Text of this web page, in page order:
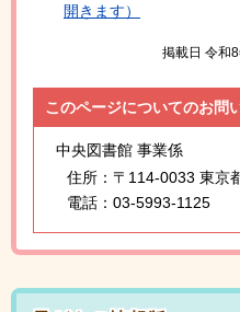
開きます）
掲載日 令和
このページについてのお問
中央図書館 事業係
住所： 〒114-0033 東京
電話： 03-5993-1125